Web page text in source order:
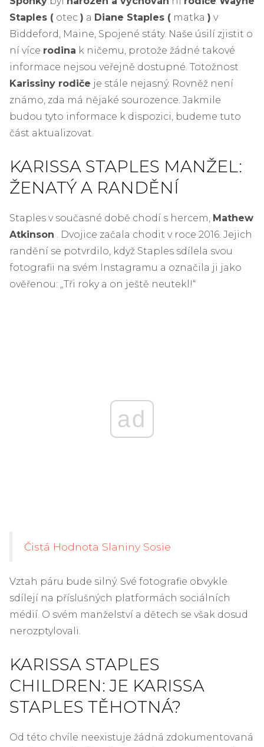
Staples ( otec ) a Diane Staples ( matka ) v
Biddeford, Maine, Spojené státy. Naše úsilí zjistit o
ní více rodina k ničemu, protože žádné takové
informace nejsou veřejně dostupné. Totožnost
Karissiny rodiče je stále nejasný. Rovněž není
známo, zda má nějaké sourozence. Jakmile
budou tyto informace k dispozici, budeme tuto
část aktualizovat.
KARISSA STAPLES MANŽEL:
ŽENATÝ A RANDĚNÍ
Staples v současné době chodí s hercem, Mathew
Atkinson . Dvojice začala chodit v roce 2016. Jejich
randění se potvrdilo, když Staples sdílela svou
fotografii na svém Instagramu a označila ji jako
ověřenou: „Tři roky a on ještě neutekl!“
ad
Čistá Hodnota Slaniny Sosie
Vztah páru bude silný. Své fotografie obvykle
sdílejí na příslušných platformách sociálních
médií. O svém manželství a dětech se však dosud
nerozptylovali.
KARISSA STAPLES
CHILDREN: JE KARISSA
STAPLES TĚHOTNÁ?
Od této chvíle neexistuje žádná zdokumentovaná